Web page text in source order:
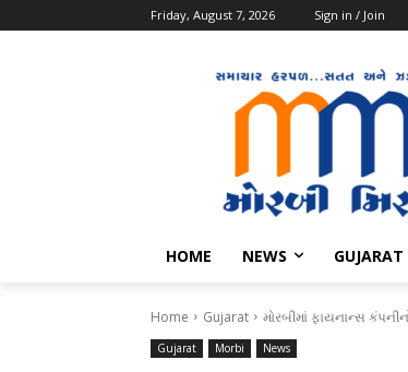
Friday, August 7, 2026 Sign in / Join
HOME NEWS GUJARAT
Home Gujarat મોરબીમાં ફાયનાન્સ
Gujarat Morbi News